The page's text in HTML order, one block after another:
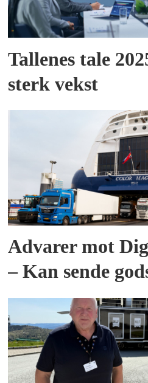
Tallenes tale
sterk vekst
Advarer mot
– Kan sende